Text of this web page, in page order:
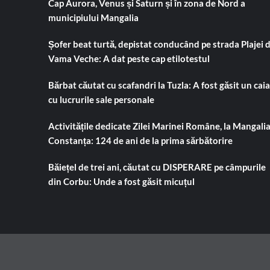
Cap Aurora, Venus și Saturn și în zona de Nord a
municipiului Mangalia
Șofer beat turtă, depistat conducând pe strada Plajei
Vama Veche: A dat peste cap etilotestul
Bărbat căutat cu scafandri la Tuzla: A fost găsit un
cu lucrurile sale personale
Activitățile dedicate Zilei Marinei Române, la
Constanța: 124 de ani de la prima sărbătorire
Băiețel de trei ani, căutat cu DISPERARE pe câmpurile
din Corbu: Unde a fost găsit micuțul